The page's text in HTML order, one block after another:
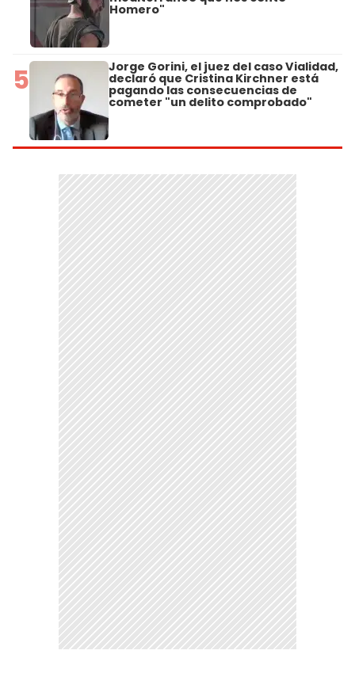
Homero"
5 Jorge Gorini, el juez del caso Vialidad,
declaró que Cristina Kirchner está
pagando las consecuencias de
cometer "un delito comprobado"